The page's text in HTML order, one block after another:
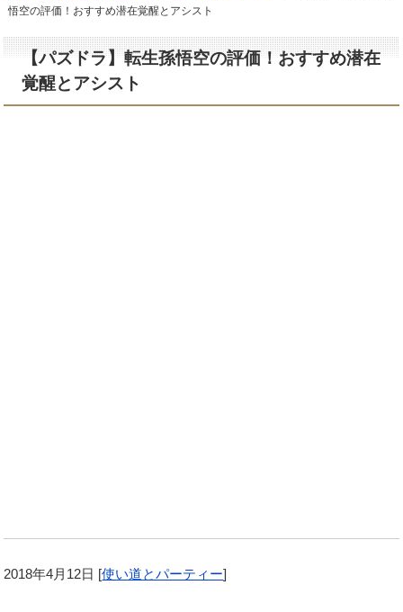
悟空の評価！おすすめ潜在覚醒とアシスト
【パズドラ】転生孫悟空の評価！おすすめ潜在
覚醒とアシスト
2018年4月12日 [使い道とパーティー]